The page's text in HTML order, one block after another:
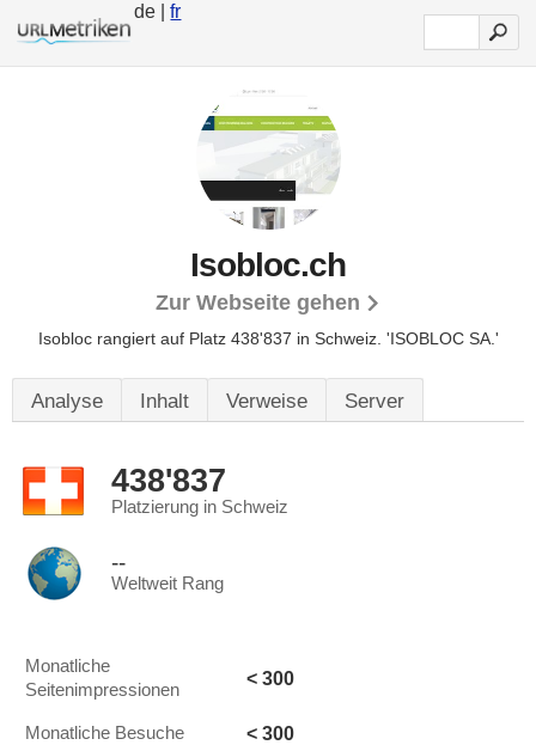
de |fr
Isobloc.ch
Zur Webseite gehen
Isobloc rangiert auf Platz 438'837 in Schweiz. 'ISOBLOC SA.'
Analyse Inhalt Verweise Server
438'837
Platzierung in Schweiz
--
Weltweit Rang
Monatliche
Seitenimpressionen
< 300
Monatliche Besuche < 300